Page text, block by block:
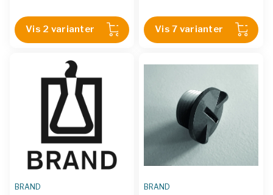
Vis 2 varianter Vis 7 varianter
BRAND BRAND